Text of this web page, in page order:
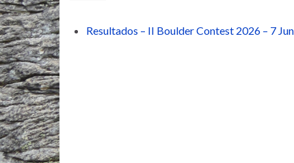
Resultados – II Boulder Contest 2026 – 7